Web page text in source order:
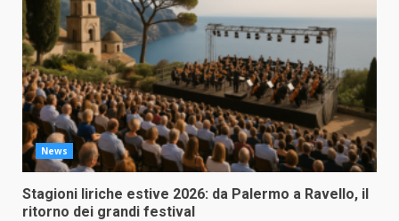
News
Stagioni liriche estive 2026: da Palermo a Ravello, il
ritorno dei grandi festival